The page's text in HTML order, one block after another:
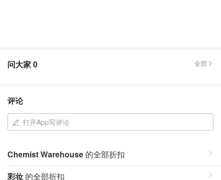
问大家0 全部
评论
打开App写评论
Chemist Warehouse 的全部折扣
彩妆 的全部折扣